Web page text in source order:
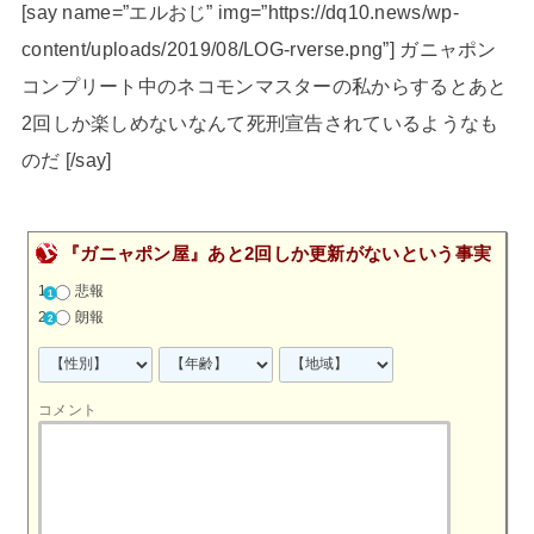
[say name=”エルおじ” img=”https://dq10.news/wp-
content/uploads/2019/08/LOG-rverse.png”] ガニャポン
コンプリート中のネコモンマスターの私からするとあと
2回しか楽しめないなんて死刑宣告されているようなも
のだ [/say]
『ガニャポン屋』あと2回しか更新がないという事実
悲報
朗報
コメント